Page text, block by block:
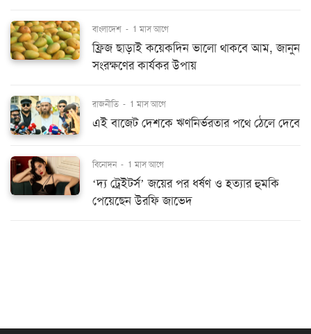
বাংলাদেশ - 1 মাস আগে
ফ্রিজ ছাড়াই কয়েকদিন ভালো থাকবে আম, জানুন
সংরক্ষণের কার্যকর উপায়
রাজনীতি - 1 মাস আগে
এই বাজেট দেশকে ঋণনির্ভরতার পথে ঠেলে দেবে
বিনোদন - 1 মাস আগে
‘দ্য ট্রেইটর্স’ জয়ের পর ধর্ষণ ও হত্যার হুমকি
পেয়েছেন উরফি জাভেদ